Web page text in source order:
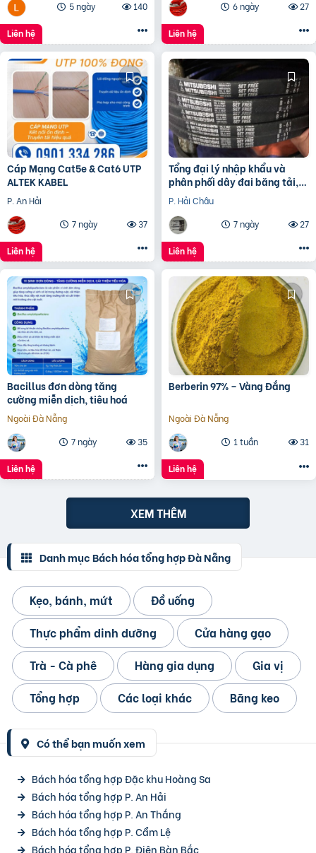
5 ngày 140
Liên hệ
6 ngày 27
Liên hệ
Cáp Mạng Cat5e & Cat6 UTP
ALTEK KABEL
P. An Hải
7 ngày
37
Liên hệ
Tổng đại lý nhập khẩu và
phân phối dây đai băng tải,
dây Curoa các loại
P. Hải Châu
7 ngày
27
Liên hệ
Bacillus đơn dòng tăng
cường miễn dịch, tiêu hoá
Ngoài Đà Nẵng
7 ngày
35
Liên hệ
Berberin 97% – Vàng Đắng
Ngoài Đà Nẵng
1 tuần
31
Liên hệ
XEM THÊM
Danh mục Bách hóa tổng hợp Đà Nẵng
Kẹo, bánh, mứt
Đồ uống
Thực phẩm dinh dưỡng
Cửa hàng gạo
Trà - Cà phê
Hàng gia dụng
Gia vị
Tổng hợp
Các loại khác Băng keo
Có thể bạn muốn xem
Bách hóa tổng hợp Đặc khu Hoàng Sa
Bách hóa tổng hợp P. An Hải
Bách hóa tổng hợp P. An Thắng
Bách hóa tổng hợp P. Cẩm Lệ
Bách hóa tổng hợp P. Điện Bàn Bắc